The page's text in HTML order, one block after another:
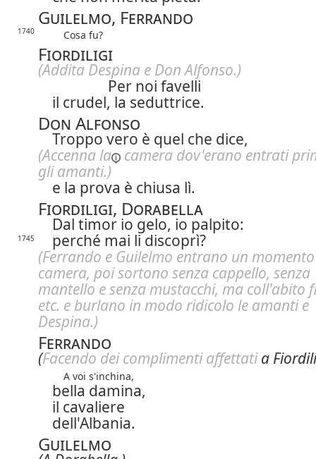
Guilelmo, Ferrando
1740 Cosa fu?
Fiordiligi
(Addita Despina e Don Alfonso.)
Per noi favelli
il crudel, la seduttrice.
Don Alfonso
Troppo vero è quel che dice,
(Accennala
camera dov'erano entrati
gli amanti.)
e la prova è chiusa lì.
Fiordiligi, Dorabella
Dal timor io gelo, io palpito:
1745
perché mai li discoprì?
(Ferrando e Guilelmo entrano un
camera, poi sortono senza cappello, senza
mantello e senza mustacchi, ma coll'abito
etc. e burlano in modo ridicolo le amanti e
Despina.)
Ferrando
(Facendo dei complimenti affettatia
A voi s'inchina,
bella damina,
il cavaliere
dell'Albania.
Guilelmo